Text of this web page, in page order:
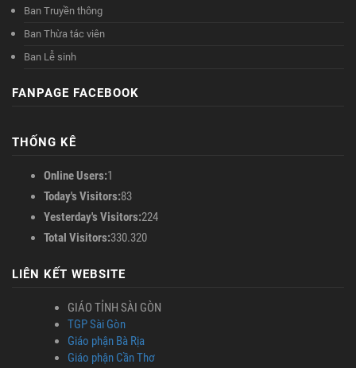
Ban Truyền thông
Ban Thừa tác viên
Ban Lễ sinh
FANPAGE FACEBOOK
THỐNG KÊ
Online Users:1
Today's Visitors:83
Yesterday's Visitors:224
Total Visitors:330.320
LIÊN KẾT WEBSITE
GIÁO TỈNH SÀI GÒN
TGP Sài Gòn
Giáo phận Bà Rịa
Giáo phận Cần Thơ